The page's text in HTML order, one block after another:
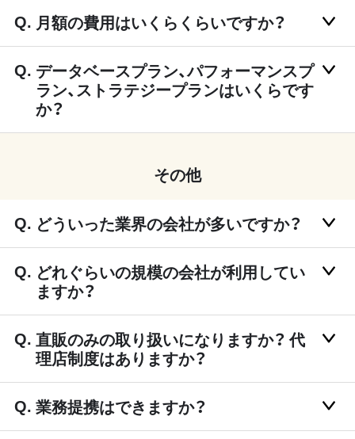
月額の費用はいくらくらいですか？
データベースプラン、パフォーマンスプ
ラン、ストラテジープランはいくらです
か？
その他
どういった業界の会社が多いですか？
どれぐらいの規模の会社が利用してい
ますか？
直販のみの取り扱いになりますか？ 代
理店制度はありますか？
業務提携はできますか？